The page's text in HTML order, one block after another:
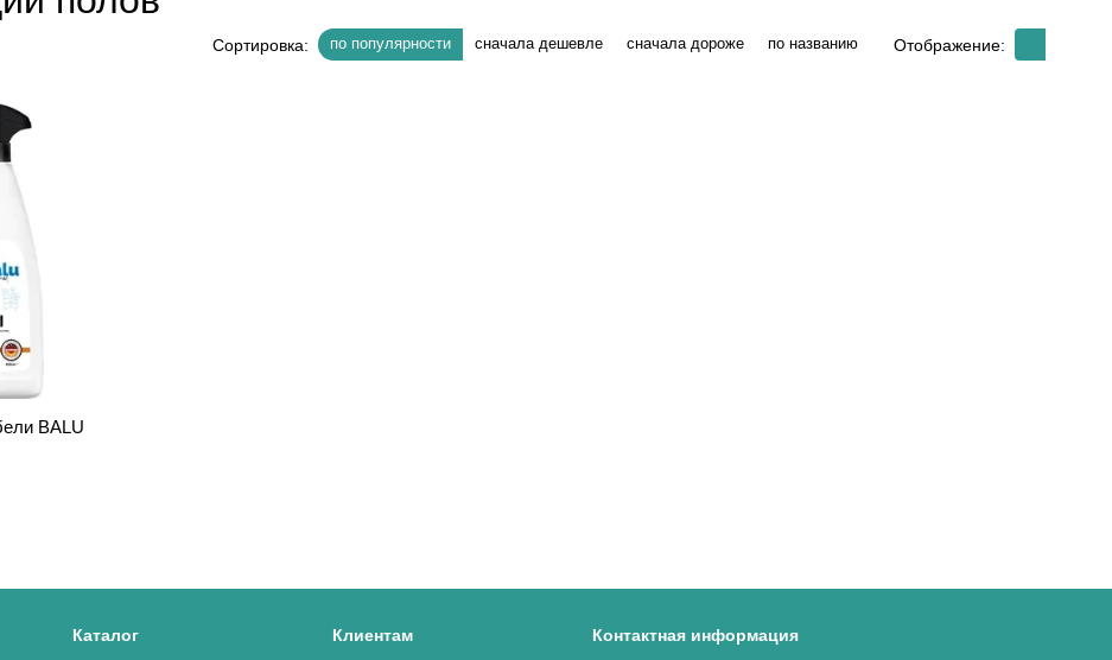
Сортировка: по популярности сначала дешевле сначала дороже по названию Отображение:
BALU
Каталог Клиентам Контактная информация